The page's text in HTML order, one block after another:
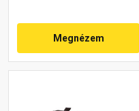
Megnézem